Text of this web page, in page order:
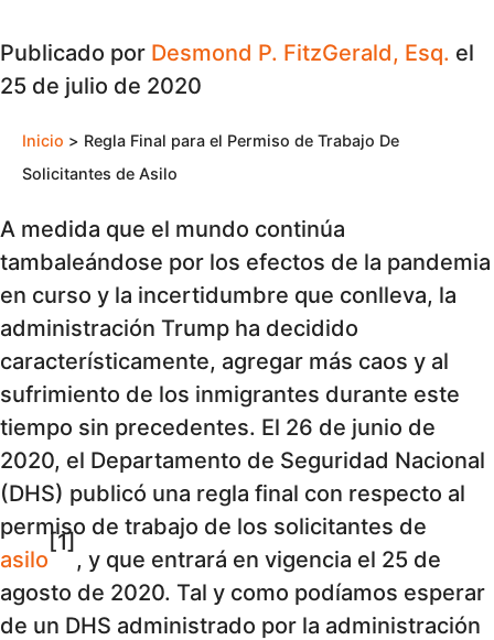
Publicado por Desmond P. FitzGerald, Esq. el
25 de julio de 2020
Inicio > Regla Final para el Permiso de Trabajo De
Solicitantes de Asilo
A medida que el mundo continúa
tambaleándose por los efectos de la pandemia
en curso y la incertidumbre que conlleva, la
administración Trump ha decidido
característicamente, agregar más caos y al
sufrimiento de los inmigrantes durante este
tiempo sin precedentes. El 26 de junio de
2020, el Departamento de Seguridad Nacional
(DHS) publicó una regla final con respecto al
permiso de trabajo de los solicitantes de
asilo
[1]
, y que entrará en vigencia el 25 de
agosto de 2020. Tal y como podíamos esperar
de un DHS administrado por la administración